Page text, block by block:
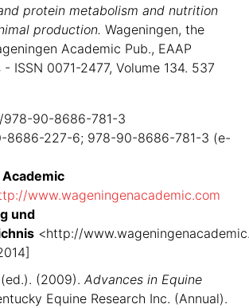
protein metabolism and nutrition
production. Wageningen, the
Academic Pub., EAAP
ISSN 0071-2477, Volume 134. 537
978-90-8686-781-3
8686-227-6; 978-90-8686-781-3 (e-
www.wageningenacademic.com
und
<http://
(2009). Advances in Equine
Equine Research Inc. (Annual).